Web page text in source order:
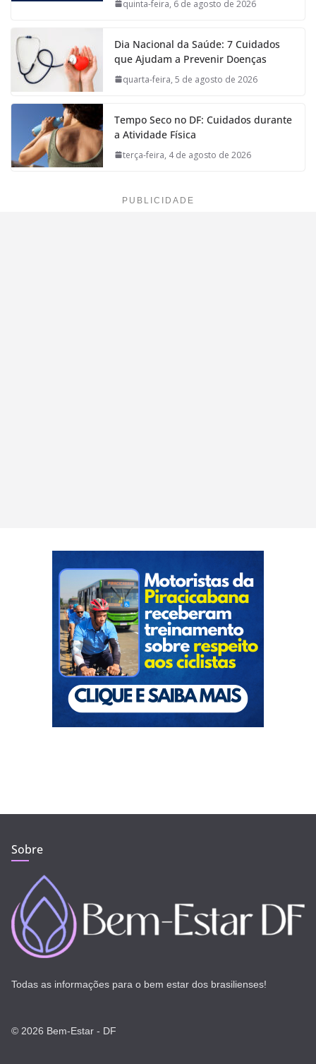
quinta-feira, 6 de agosto de 2026
Dia Nacional da Saúde: 7 Cuidados
que Ajudam a Prevenir Doenças
quarta-feira, 5 de agosto de 2026
Tempo Seco no DF: Cuidados durante
a Atividade Física
terça-feira, 4 de agosto de 2026
PUBLICIDADE
Sobre
Todas as informações para o bem estar dos brasilienses!
© 2026 Bem-Estar - DF